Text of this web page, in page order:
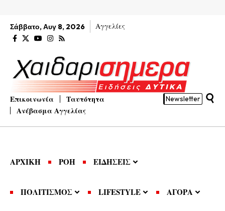
Σάββατο, Αυγ 8, 2026 Αγγελίες
Επικοινωνία
Ταυτότητα
Ανέβασμα Αγγελίας
Newsletter
ΑΡΧΙΚΗ ΡΟΗ ΕΙΔΗΣΕΙΣ
ΠΟΛΙΤΙΣΜΟΣ LIFESTYLE ΑΓΟΡΑ